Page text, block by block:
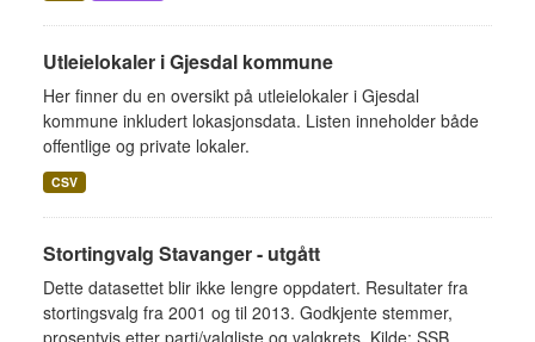
Utleielokaler i Gjesdal kommune
Her finner du en oversikt på utleielokaler i Gjesdal
kommune inkludert lokasjonsdata. Listen inneholder både
offentlige og private lokaler.
CSV
Stortingvalg Stavanger - utgått
Dette datasettet blir ikke lengre oppdatert. Resultater fra
stortingsvalg fra 2001 og til 2013. Godkjente stemmer,
prosentvis,etter parti/valgliste og valgkrets. Kilde: SSB